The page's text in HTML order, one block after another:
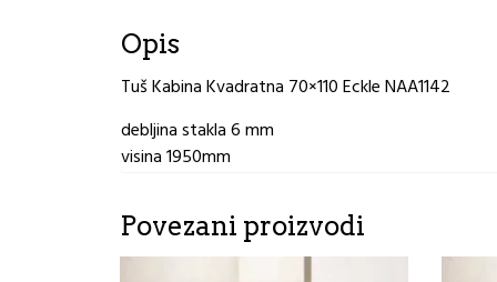
Opis
Tuš Kabina Kvadratna 70×110 Eckle NAA1142
debljina stakla 6 mm
visina 1950mm
Povezani proizvodi